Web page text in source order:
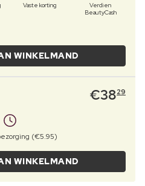
Vaste korting
Verdien
BeautyCash
WINKELMAND
€3829
(€5.95)
WINKELMAND